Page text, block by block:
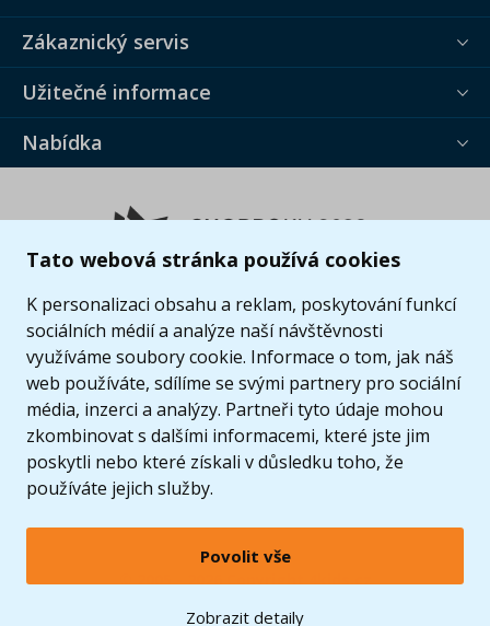
Tato webová stránka používá cookies
K personalizaci obsahu a reklam, poskytování funkcí
sociálních médií a analýze naší návštěvnosti
využíváme soubory cookie. Informace o tom, jak náš
web používáte, sdílíme se svými partnery pro sociální
média, inzerci a analýzy. Partneři tyto údaje mohou
zkombinovat s dalšími informacemi, které jste jim
poskytli nebo které získali v důsledku toho, že
používáte jejich služby.
Povolit vše
Zobrazit detaily
Zákaznický servis
Užitečné informace
Nabídka
© 2005 - 2026 Copyright 4kids.cz
LEGO, logo LEGO a minifigurka jsou ochrannými známkami společnosti LEGO Group. ©